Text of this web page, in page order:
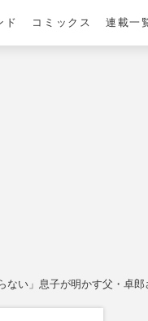
ド コミックス 連載一
い」息子が明かす父・卓郎